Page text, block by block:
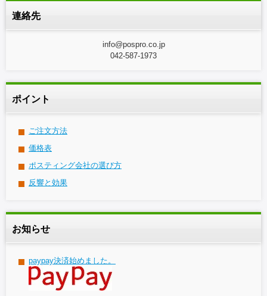
連絡先
info@pospro.co.jp
042-587-1973
ポイント
ご注文方法
価格表
ポスティング会社の選び方
反響と効果
お知らせ
paypay決済始めました。